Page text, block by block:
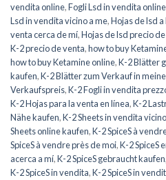
vendita online,Fogli Lsd in vendita online
Lsd in vendita vicino a me,Hojas de lsd
venta cerca de mí,Hojas de lsd precio
K-2 precio de venta,how to buy
how to buy Ketamine online,K-2 Blätter
kaufen,K-2 Blätter zum Verkauf in
Verkaufspreis,K-2 Fogli in vendita
K-2 Hojas para la venta en línea,K-2
Nähe kaufen,K-2 Sheets in vendita
Sheets online kaufen,K-2 SpiceS à
SpiceS à vendre près de moi,K-2 SpiceS
acerca a mí,K-2 SpiceS gebraucht kaufen,
K-2 SpiceS in vendita,K-2 SpiceS in